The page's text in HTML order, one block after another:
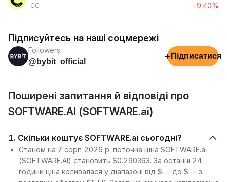
CC
-9.40%
Підписуйтесь на наші соцмережі
Followers
@bybit_official
+ Підписатися
Поширені запитання й відповіді про
SOFTWARE.AI (SOFTWARE.ai)
1. Скільки коштує SOFTWARE.ai сьогодні?
Станом на 7 серп 2026 р. поточна ціна SOFTWARE.ai
(SOFTWARE.AI) становить $0.290363. За останні 24
години ціна коливалася у діапазоні від $-- до $-- з